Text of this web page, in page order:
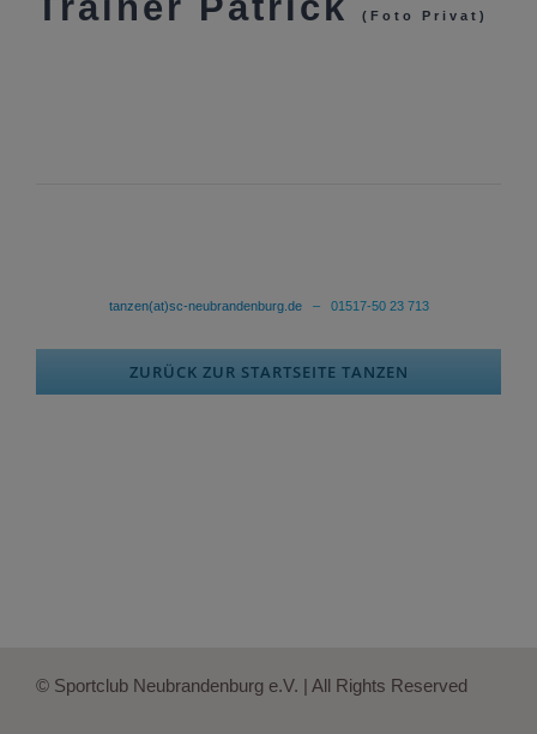
(Foto Privat)
tanzen(at)sc-neubrandenburg.de– 01517-50 23 713
ZURÜCK ZUR STARTSEITE TANZEN
© Sportclub Neubrandenburg e.V. | All Rights Reserved